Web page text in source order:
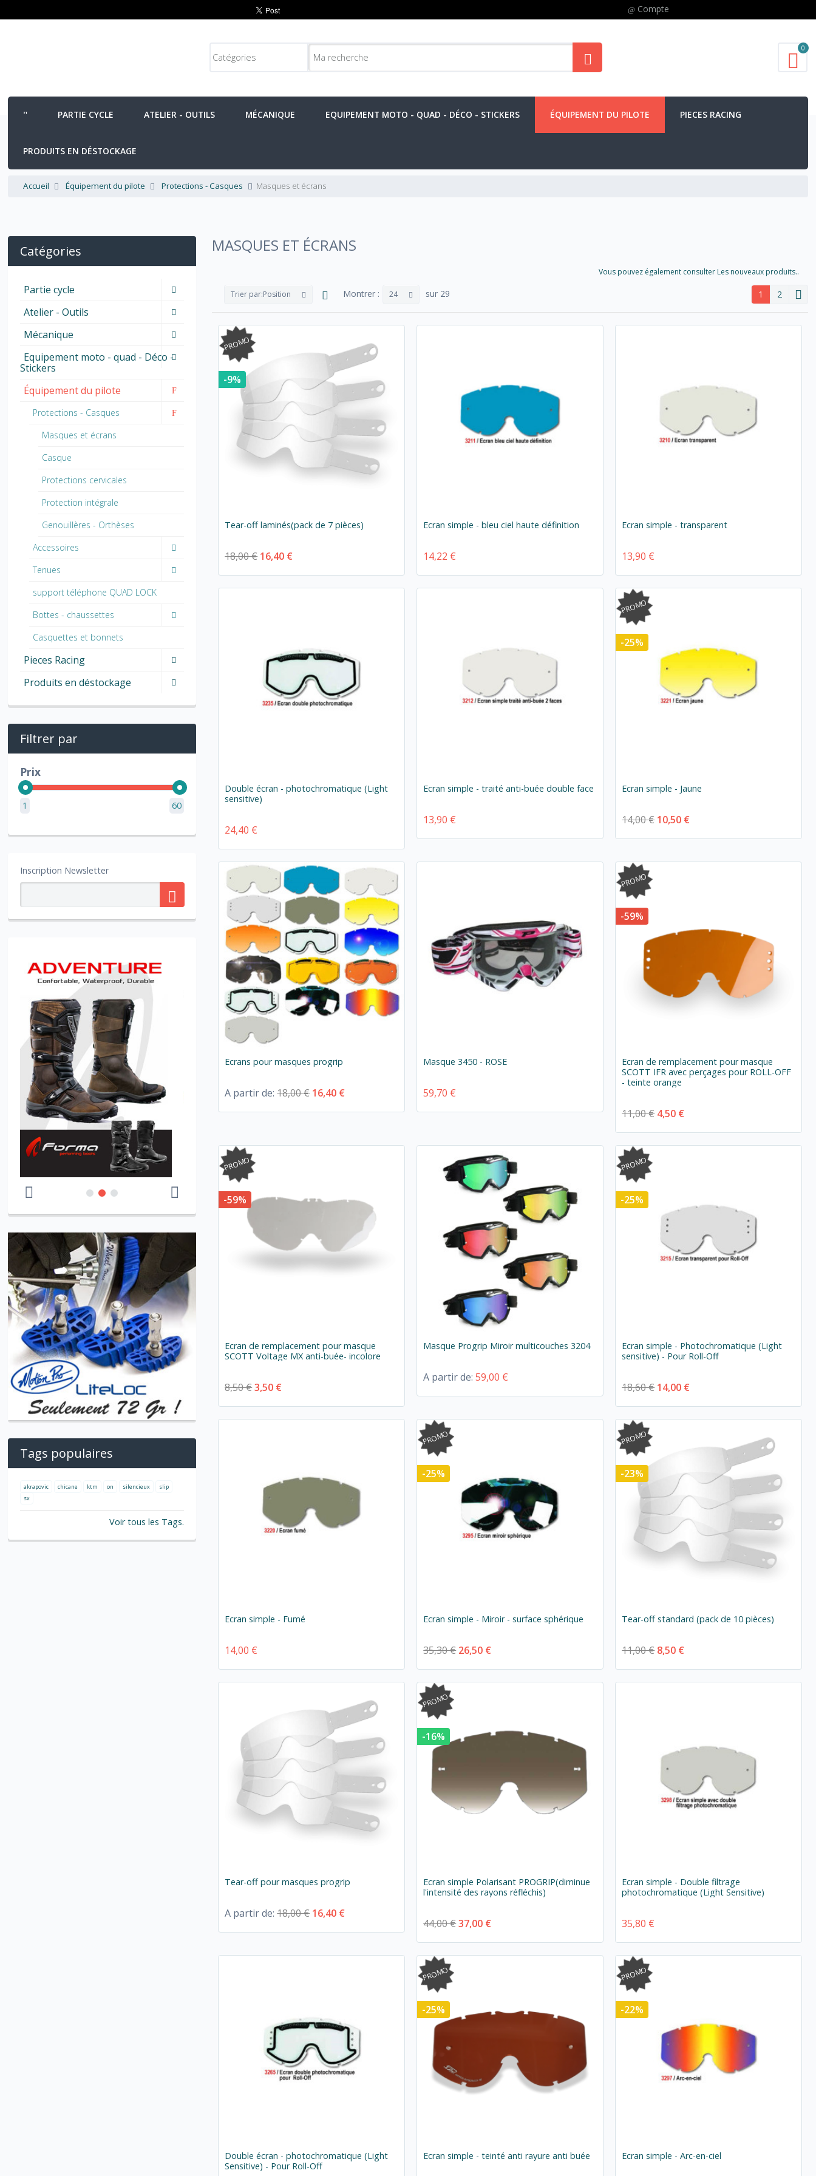
Compte
0
PARTIE CYCLE ATELIER - OUTILS MÉCANIQUE EQUIPEMENT MOTO - QUAD - DÉCO - STICKERS ÉQUIPEMENT DU PILOTE PIECES RACING
PRODUITS EN DÉSTOCKAGE
Accueil Équipement du pilote Protections - Casques Masques et écrans
MASQUES ET ÉCRANS
Vous pouvez également consulter Les nouveaux produits..
Trier par:Position Montrer : 24 sur 29 1 2
PROMO
-9%
Tear-off laminés(pack de 7 pièces)
18,00 € 16,40 €
Ecran simple - bleu ciel haute définition
14,22 €
Ecran simple - transparent
13,90 €
Double écran - photochromatique (Light
sensitive)
24,40 €
Ecran simple - traité anti-buée double face
13,90 €
PROMO
-25%
Ecran simple - Jaune
14,00 € 10,50 €
Ecrans pour masques progrip
A partir de:18,00 € 16,40 €
Masque 3450 - ROSE
59,70 €
PROMO
-59%
Ecran de remplacement pour masque
SCOTT IFR avec perçages pour ROLL-OFF
- teinte orange
11,00 € 4,50 €
PROMO
-59%
Ecran de remplacement pour masque
SCOTT Voltage MX anti-buée- incolore
8,50 €3,50 €
Masque Progrip Miroir multicouches 3204
A partir de:59,00 €
PROMO
-25%
Ecran simple - Photochromatique (Light
sensitive) - Pour Roll-Off
18,60 € 14,00 €
Ecran simple - Fumé
14,00 €
PROMO
-25%
Ecran simple - Miroir - surface sphérique
35,30 € 26,50 €
PROMO
-23%
Tear-off standard (pack de 10 pièces)
11,00 € 8,50 €
Tear-off pour masques progrip
A partir de:18,00 € 16,40 €
PROMO
-16%
Ecran simple Polarisant PROGRIP(diminue
l'intensité des rayons réfléchis)
44,00 €37,00 €
Ecran simple - Double filtrage
photochromatique (Light Sensitive)
35,80 €
Double écran - photochromatique (Light
Sensitive) - Pour Roll-Off
PROMO
-25%
Ecran simple - teinté anti rayure anti buée
PROMO
-22%
Ecran simple - Arc-en-ciel
Catégories
Partie cycle
Atelier - Outils
Mécanique
Equipement moto - quad - Déco -
Stickers
Équipement du pilote
Protections - Casques
Masques et écrans
Casque
Protections cervicales
Protection intégrale
Genouillères - Orthèses
Accessoires
Tenues
support téléphone QUAD LOCK
Bottes - chaussettes
Casquettes et bonnets
Pieces Racing
Produits en déstockage
Filtrer par
Prix
1 60
Inscription Newsletter
Tags populaires
akrapovic chicane ktm on silencieux
slip
sx
Voir tous les Tags.